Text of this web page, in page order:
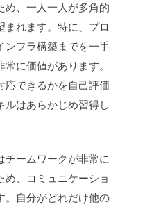
め、一人一人が多角的
まれます。特に、プロ
ンフラ構築までを一手
に価値があります。
応できるかを自己評価
ルはあらかじめ習得し
チームワークが非常に
め、コミュニケーショ
。自分がどれだけ他の